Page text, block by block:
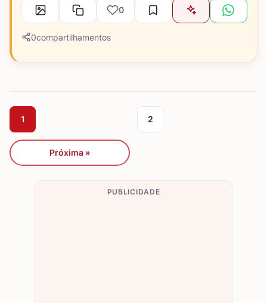
0
0compartilhamentos
1 2
Próxima »
PUBLICIDADE